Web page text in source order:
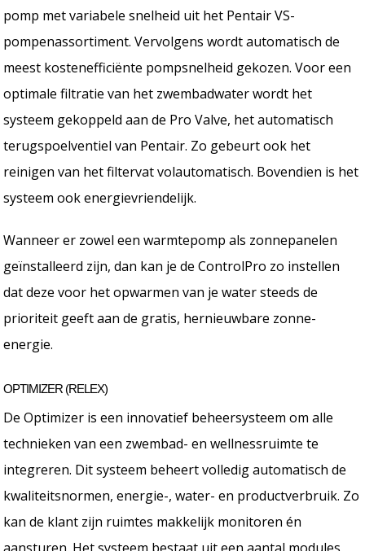
pomp met variabele snelheid uit het Pentair VS-
pompenassortiment. Vervolgens wordt automatisch de
meest kostenefficiënte pompsnelheid gekozen. Voor een
optimale filtratie van het zwembadwater wordt het
systeem gekoppeld aan de Pro Valve, het automatisch
terugspoelventiel van Pentair. Zo gebeurt ook het
reinigen van het filtervat volautomatisch. Bovendien is het
systeem ook energievriendelijk.
Wanneer er zowel een warmtepomp als zonnepanelen
geïnstalleerd zijn, dan kan je de ControlPro zo instellen
dat deze voor het opwarmen van je water steeds de
prioriteit geeft aan de gratis, hernieuwbare zonne-
energie.
OPTIMIZER (RELEX)
De Optimizer is een innovatief beheersysteem om alle
technieken van een zwembad- en wellnessruimte te
integreren. Dit systeem beheert volledig automatisch de
kwaliteitsnormen, energie-, water- en productverbruik. Zo
kan de klant zijn ruimtes makkelijk monitoren én